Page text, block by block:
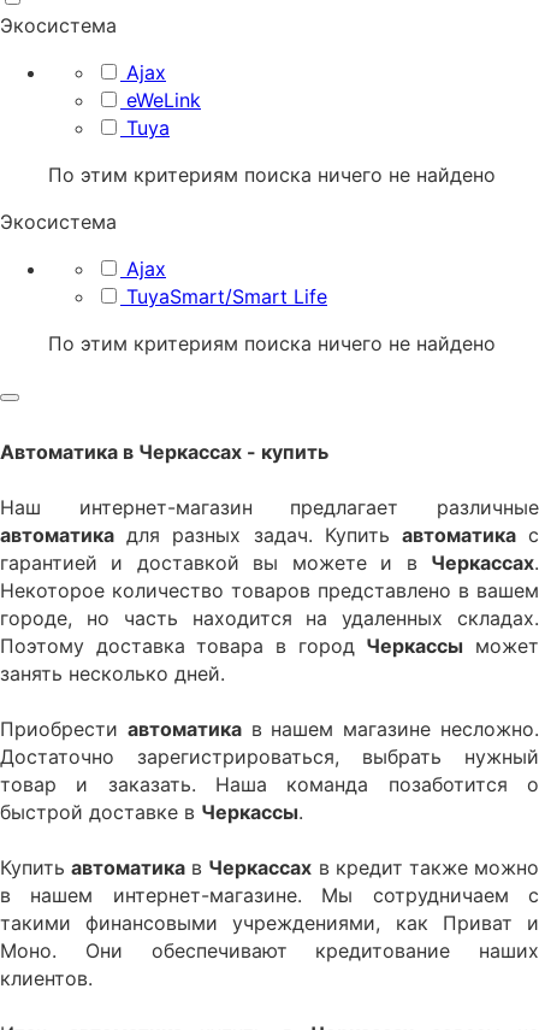
Экосистема
Ajax
eWeLink
Tuya
По этим критериям поиска ничего не найдено
Экосистема
Ajax
TuyaSmart/Smart Life
По этим критериям поиска ничего не найдено
Автоматика в Черкаcсах - купить
Наш интернет-магазин предлагает различные
автоматика для разных задач. Купить автоматикас
гарантией и доставкой вы можете и в Черкаcсах.
Некоторое количество товаров представлено в вашем
городе, но часть находится на удаленных складах.
Поэтому доставка товара в город Черкассы может
занять несколько дней.
Приобрести автоматикав нашем магазине несложно.
Достаточно зарегистрироваться, выбрать нужный
товар и заказать. Наша команда позаботится о
быстрой доставке в Черкассы.
Купитьавтоматика в Черкаcсах в кредит также можно
в нашем интернет-магазине. Мы сотрудничаем с
такими финансовыми учреждениями, как Приват и
Моно. Они обеспечивают кредитование наших
клиентов.